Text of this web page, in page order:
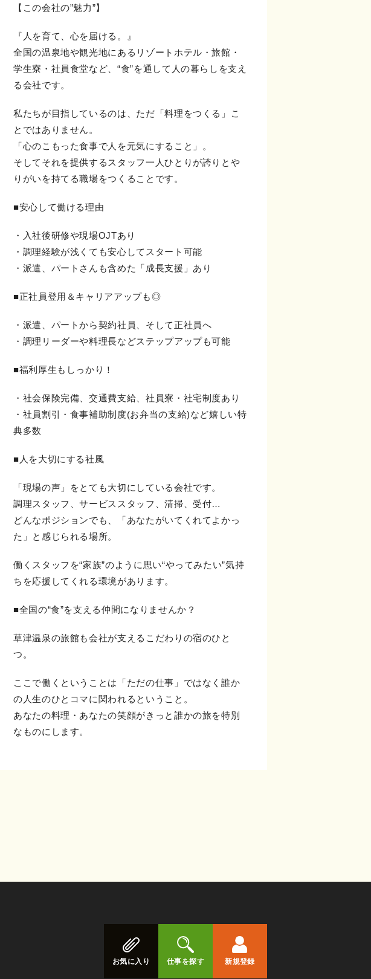
【この会社の”魅力”】
『人を育て、心を届ける。』
全国の温泉地や観光地にあるリゾートホテル・旅館・
学生寮・社員食堂など、“食”を通して人の暮らしを支え
る会社です。
私たちが目指しているのは、ただ「料理をつくる」こ
とではありません。
「心のこもった食事で人を元気にすること」。
そしてそれを提供するスタッフ一人ひとりが誇りとや
りがいを持てる職場をつくることです。
■安心して働ける理由
・入社後研修や現場OJTあり
・調理経験が浅くても安心してスタート可能
・派遣、パートさんも含めた「成長支援」あり
■正社員登用＆キャリアアップも◎
・派遣、パートから契約社員、そして正社員へ
・調理リーダーや料理長などステップアップも可能
■福利厚生もしっかり！
・社会保険完備、交通費支給、社員寮・社宅制度あり
・社員割引・食事補助制度(お弁当の支給)など嬉しい特
典多数
■人を大切にする社風
「現場の声」をとても大切にしている会社です。
調理スタッフ、サービススタッフ、清掃、受付…
どんなポジションでも、「あなたがいてくれてよかっ
た」と感じられる場所。
働くスタッフを“家族”のように思い“やってみたい”気持
ちを応援してくれる環境があります。
■全国の“食”を支える仲間になりませんか？
草津温泉の旅館も会社が支えるこだわりの宿のひと
つ。
ここで働くということは「ただの仕事」ではなく誰か
の人生のひとコマに関われるということ。
あなたの料理・あなたの笑顔がきっと誰かの旅を特別
なものにします。
お気に入り 仕事を探す 新規登録